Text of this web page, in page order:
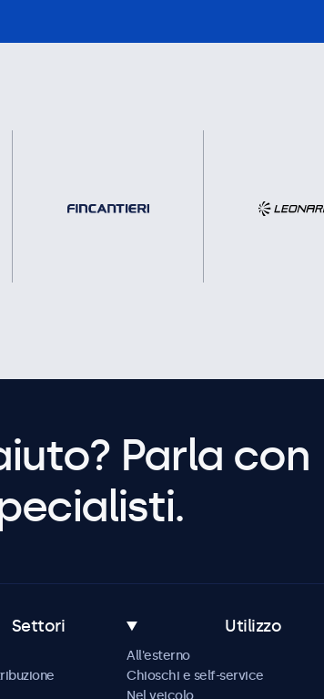
Parla con
Settori Utilizzo
All'esterno
Chioschi e self-service